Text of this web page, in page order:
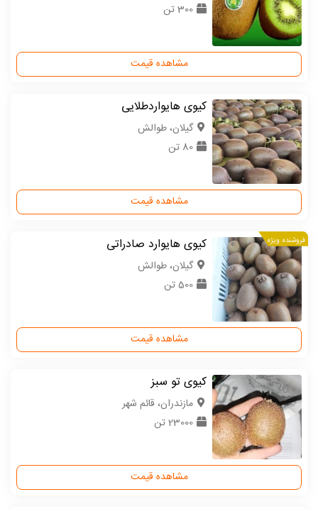
300 تن
مشاهده قیمت
کیوی هایواردطلایی
گیلان، طوالش
80 تن
مشاهده قیمت
فروشنده ویژه کیوی هایوارد صادراتی
گیلان، طوالش
500 تن
مشاهده قیمت
کیوی تو سبز
مازندران، قائم شهر
23000 تن
مشاهده قیمت